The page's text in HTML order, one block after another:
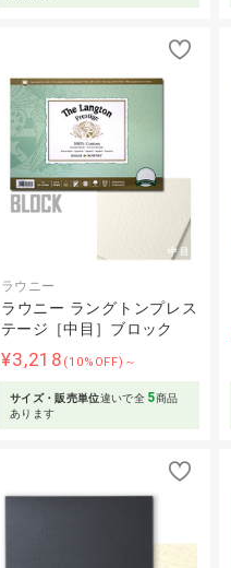
ラウニー
ラウニー ラングトンプレス
テージ［中目］ブロック
¥3,218 (10%OFF)～
サイズ・販売単位違いで全 5商品
あります